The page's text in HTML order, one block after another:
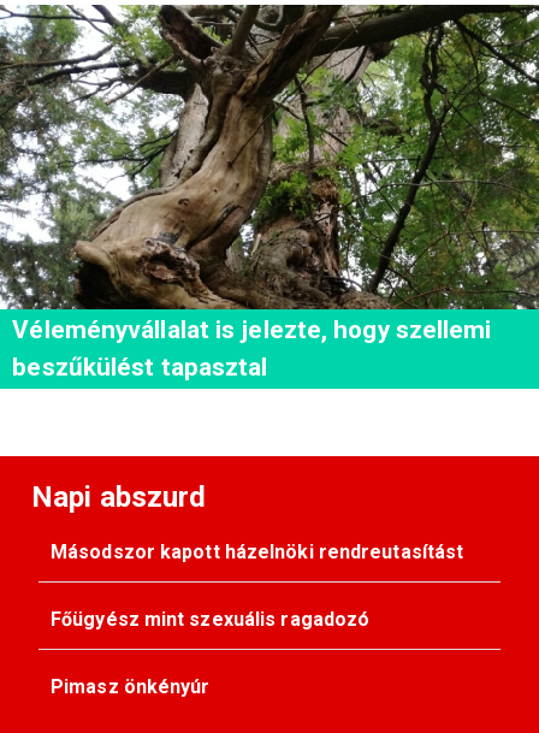
Véleményvállalat is jelezte, hogy szellemi
beszűkülést tapasztal
Napi abszurd
Másodszor kapott házelnöki rendreutasítást
Főügyész mint szexuális ragadozó
Pimasz önkényúr